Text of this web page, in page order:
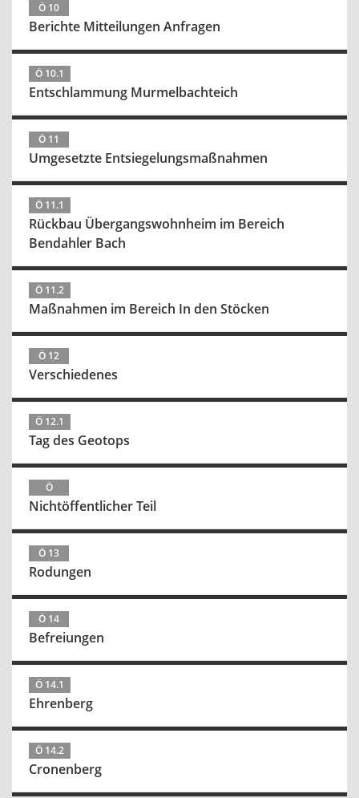
Ö 10
Berichte Mitteilungen Anfragen
Ö 10.1
Entschlammung Murmelbachteich
Ö 11
Umgesetzte Entsiegelungsmaßnahmen
Ö 11.1
Rückbau Übergangswohnheim im Bereich
Bendahler Bach
Ö 11.2
Maßnahmen im Bereich In den Stöcken
Ö 12
Verschiedenes
Ö 12.1
Tag des Geotops
Ö
Nichtöffentlicher Teil
Ö 13
Rodungen
Ö 14
Befreiungen
Ö 14.1
Ehrenberg
Ö 14.2
Cronenberg